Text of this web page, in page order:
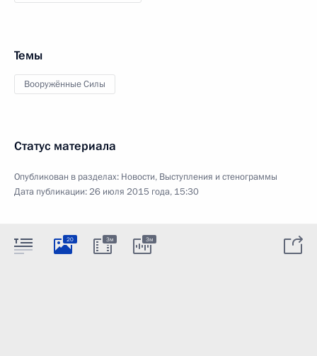
Темы
Вооружённые Силы
Статус материала
Опубликован в разделах: Новости, Выступления и стенограммы
Дата публикации:26 июля 2015 года, 15:30
20 3м 3м